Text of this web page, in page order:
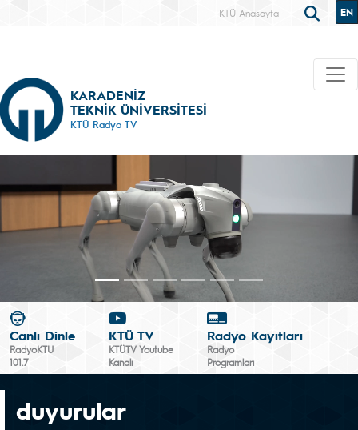
KTÜ Anasayfa EN
KARADENİZ
TEKNİK ÜNİVERSİTESİ
KTÜ Radyo TV
Canlı Dinle
RadyoKTU
101.7
KTÜ TV
KTÜTV Youtube
Kanalı
Radyo Kayıtları
Radyo
Programları
duyurular